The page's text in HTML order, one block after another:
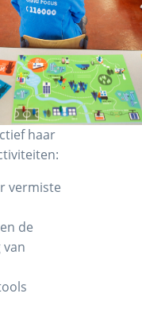
haar
vermiste
de